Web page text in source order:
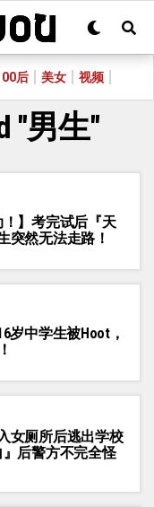
00后 美女 视频
"男生"
！】考完试后『天
突然无法走路！
岁中学生被Hoot，
女厕所后逃出学校
后警方不完全怪